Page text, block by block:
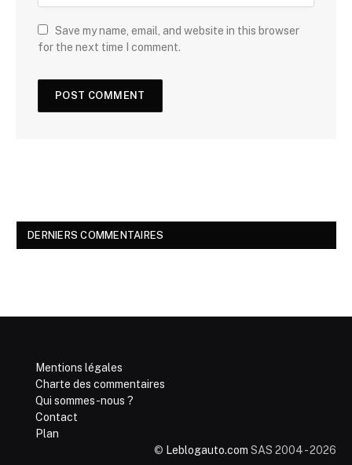
Save my name, email, and website in this browser
for the next time I comment.
DERNIERS COMMENTAIRES
Mentions légales
Charte des commentaires
Qui sommes-nous ?
Contact
Plan
© Leblogauto.com SAS 2004 - 2026